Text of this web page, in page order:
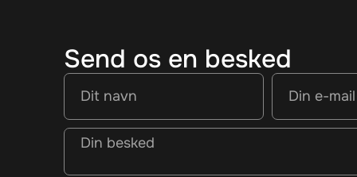
Send os en besked